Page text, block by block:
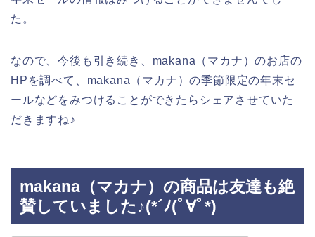
た。
なので、今後も引き続き、makana（マカナ）のお店の
HPを調べて、makana（マカナ）の季節限定の年末セ
ールなどをみつけることができたらシェアさせていた
だきますね♪
makana（マカナ）の商品は友達も絶
賛していました♪(*´ﾉ(ﾟ∀ﾟ*)